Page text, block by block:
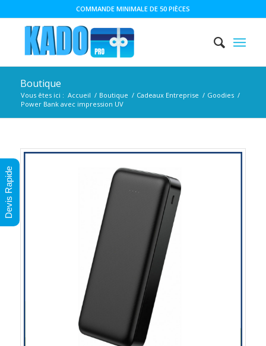
COMMANDE MINIMALE DE 50 PIÈCES
Boutique
Vous êtes ici : Accueil / Boutique / Cadeaux Entreprise / Goodies /
Power Bank avec impression UV
Devis Rapide